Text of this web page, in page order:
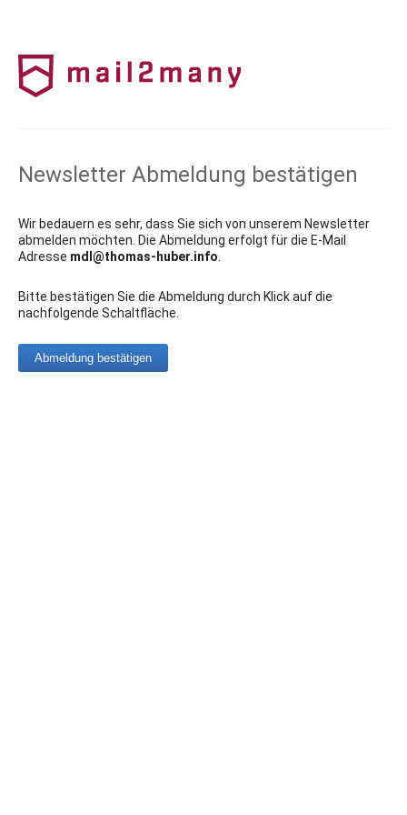
Newsletter Abmeldung bestätigen
Wir bedauern es sehr, dass Sie sich von unserem Newsletter
abmelden möchten. Die Abmeldung erfolgt für die E-Mail
Adresse mdl@thomas-huber.info.
Bitte bestätigen Sie die Abmeldung durch Klick auf die
nachfolgende Schaltfläche.
Abmeldung bestätigen